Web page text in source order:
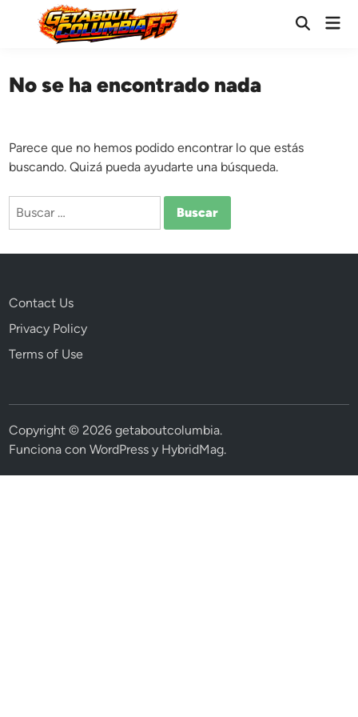
contenido
Abrir
No se ha encontrado nada
Parece que no hemos podido encontrar lo que estás
buscando. Quizá pueda ayudarte una búsqueda.
Buscar:
Contact Us
Privacy Policy
Terms of Use
Copyright © 2026getaboutcolumbia.
Funciona conWordPress y HybridMag.